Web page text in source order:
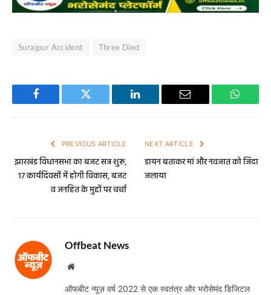
Surajpur Accident Three Died
Facebook Twitter LinkedIn Email
PREVIOUS ARTICLE
झारखंड विधानसभा का बजट सत्र शुरू,
17 कार्यदिवसों में होगी विकास, बजट
व जनहित के मुद्दों पर चर्चा
NEXT ARTICLE
डायन बताकर मां और नवजात को जिंदा
जलाया
Offbeat News
Website
ऑफबीट न्यूज़ वर्ष 2022 से एक स्वतंत्र और भरोसेमंद डिजिटल